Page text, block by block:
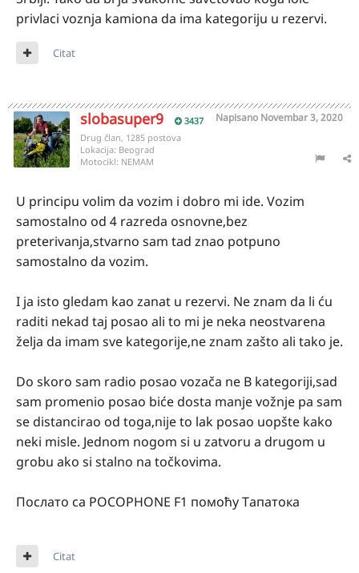
privlaci voznja kamiona da ima kategoriju u rezervi.
Citat
slobasuper9 3437 Napisano Novembar 3, 2020
Drug član, 1285 postova
Lokacija: Beograd
Motocikl: NEMAM
U principu volim da vozim i dobro mi ide. Vozim
samostalno od 4 razreda osnovne,bez
preterivanja,stvarno sam tad znao potpuno
samostalno da vozim.
I ja isto gledam kao zanat u rezervi. Ne znam da li ću
raditi nekad taj posao ali to mi je neka neostvarena
želja da imam sve kategorije,ne znam zašto ali tako je.
Do skoro sam radio posao vozača ne B kategoriji,sad
sam promenio posao biće dosta manje vožnje pa sam
se distancirao od toga,nije to lak posao uopšte kako
neki misle. Jednom nogom si u zatvoru a drugom u
grobu ako si stalno na točkovima.
Послато са POCOPHONE F1 помоћу Тапатока
Citat